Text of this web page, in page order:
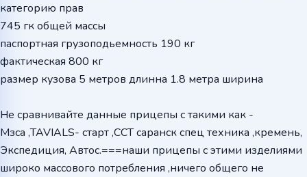
категорию прав
745 гк общей массы
паспортная грузоподьемность 190 кг
фактическая 800 кг
размер кузова 5 метров длинна 1.8 метра ширина
Не сравнивайте данные прицепы с такими как -
Мзса ,TAVIALS- старт ,ССТ саранск спец техника ,кремень,
Экспедиция, Автос.===наши прицепы с этими изделиями
широко массового потребления ,ничего общего не